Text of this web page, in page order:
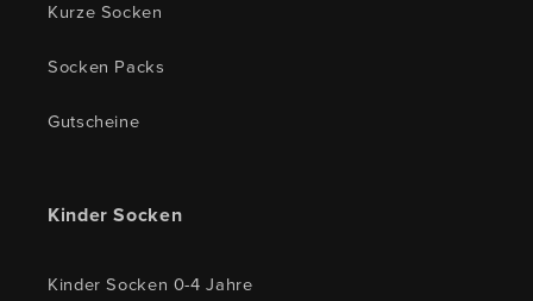
Kurze Socken
Socken Packs
Gutscheine
Kinder Socken
Kinder Socken 0-4 Jahre